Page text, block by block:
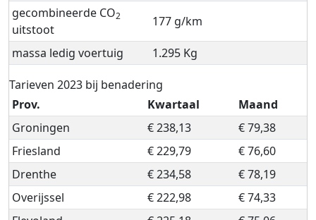
gecombineerde CO2
uitstoot
177 g/km
massa ledig voertuig 1.295 Kg
Tarieven 2023 bij benadering
Prov.
Kwartaal
Maand
Groningen
€ 238,13
€ 79,38
Friesland
€ 229,79
€ 76,60
Drenthe
€ 234,58
€ 78,19
Overijssel
€ 222,98
€ 74,33